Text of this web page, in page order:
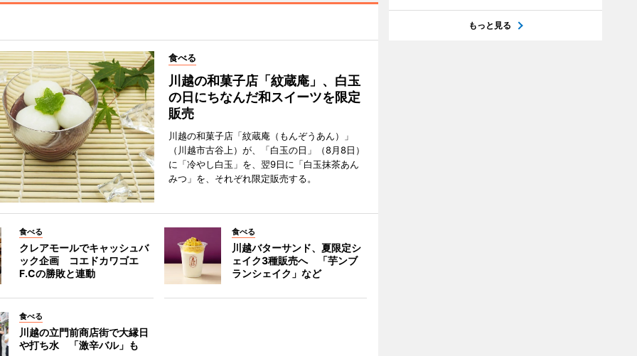
食べる
川越の和菓子店「紋蔵庵」、白玉
の日にちなんだ和スイーツを限定
販売
川越の和菓子店「紋蔵庵（もんぞうあん）」
（川越市古谷上）が、「白玉の日」（8月8日）
に「冷やし白玉」を、翌9日に「白玉抹茶あん
みつ」を、それぞれ限定販売する。
食べる
クレアモールでキャッシュバ
ック企画 コエドカワゴエ
F.Cの勝敗と連動
食べる
川越バターサンド、夏限定シ
ェイク3種販売へ 「芋ンブ
ランシェイク」など
食べる
川越の立門前商店街で大縁日
や打ち水 「激辛バル」も
もっと見る